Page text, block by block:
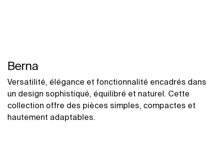
Berna
Versatilité, élégance et fonctionnalité encadrés dans
un design sophistiqué, équilibré et naturel. Cette
collection offre des pièces simples, compactes et
hautement adaptables.